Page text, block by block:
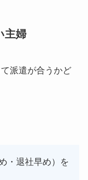
主婦
派遣が合うかど
・退社早め）を